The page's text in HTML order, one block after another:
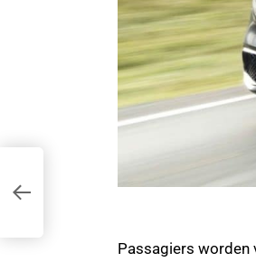
Passagiers worden